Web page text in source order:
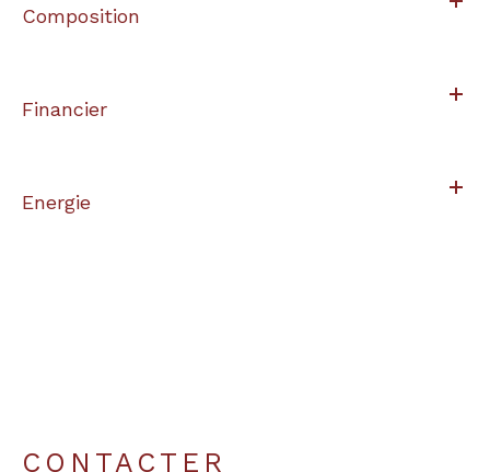
Composition
Financier
Energie
CONTACTER